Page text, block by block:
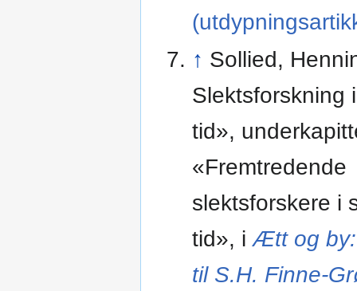
↑ Sollied,
Slektsforskning
tid»,
«Fremtredende
slektsforskere i
tid», iÆtt og
til S.H. Finne-